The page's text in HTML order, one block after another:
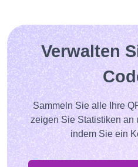
Verwalten
Sammeln Sie alle Ihre
zeigen Sie Statistiken an
indem Sie ein